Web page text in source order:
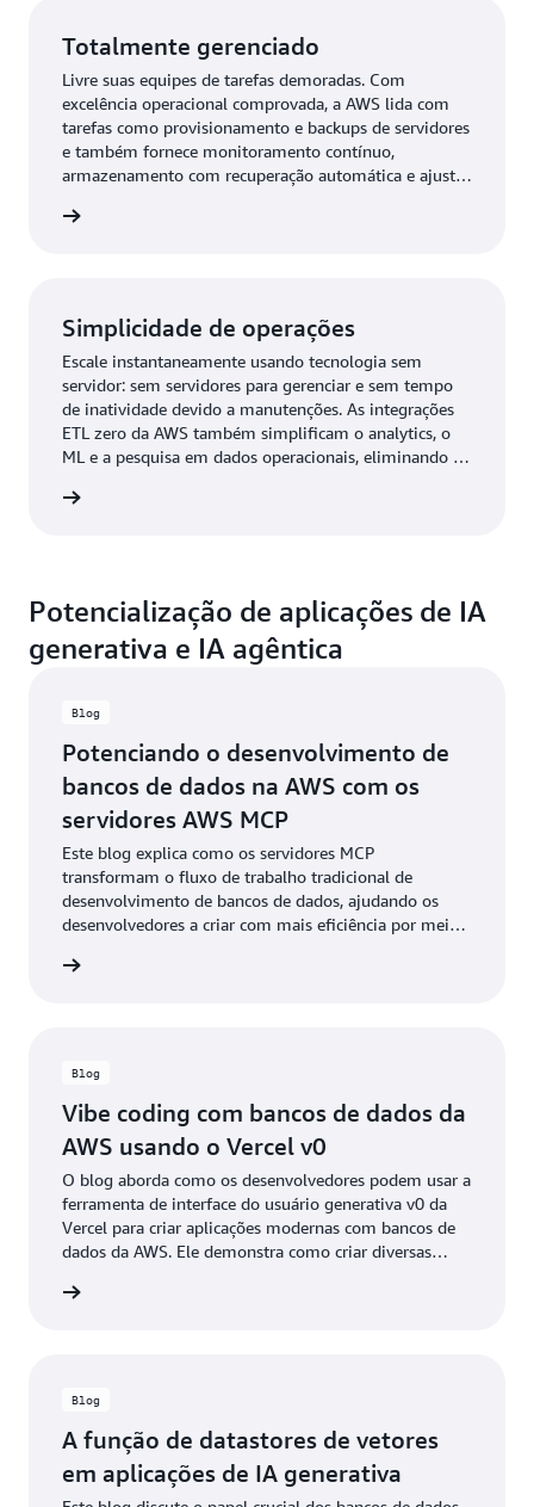
Totalmente gerenciado
Livre suas equipes de tarefas demoradas. Com
excelência operacional comprovada, a AWS lida com
tarefas como provisionamento e backups de servidores
e também fornece monitoramento contínuo,
armazenamento com recuperação automática e ajuste
Simplicidade de operações
Escale instantaneamente usando tecnologia sem
servidor: sem servidores para gerenciar e sem tempo
de inatividade devido a manutenções. As integrações
ETL zero da AWS também simplificam o analytics, o
ML e a pesquisa em dados operacionais, eliminando a
Potencialização de aplicações de IA
generativa e IA agêntica
Blog
Potenciando o desenvolvimento de
bancos de dados na AWS com os
servidores AWS MCP
Este blog explica como os servidores MCP
transformam o fluxo de trabalho tradicional de
desenvolvimento de bancos de dados, ajudando os
desenvolvedores a criar com mais eficiência por meio
contexto, sugerem melhorias e auxiliam na análise das
Blog
Vibe coding com bancos de dados da
AWS usando o Vercel v0
O blog aborda como os desenvolvedores podem usar a
ferramenta de interface do usuário generativa v0 da
Vercel para criar aplicações modernas com bancos de
dados da AWS. Ele demonstra como criar diversas
incluindo Aurora, DynamoDB, ElastiCache e Neptune,
Blog
A função de datastores de vetores
em aplicações de IA generativa